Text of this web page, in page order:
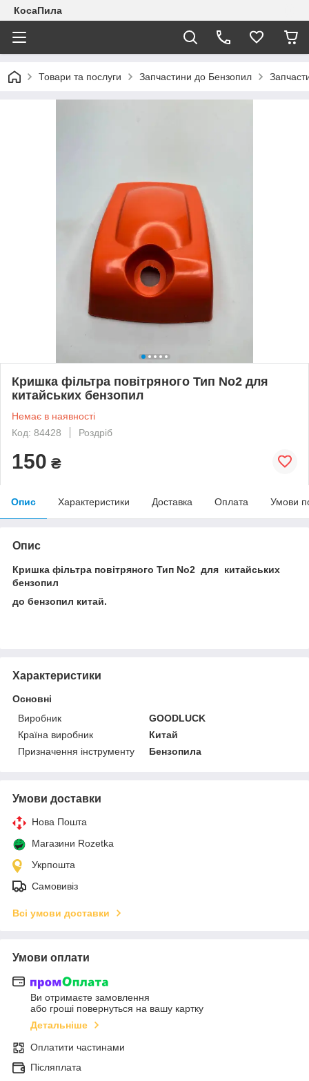
КосаПила
Товари та послуги Запчастини до Бензопил
Кришка фільтра повітряного Тип No2 для
китайських бензопил
Немає в наявності
Код: 84428
Роздріб
150 ₴
Опис Характеристики Доставка Оплата Умови
Опис
Кришка фільтра повітряного Тип No2 для китайських
бензопил
до бензопил китай.
Характеристики
Основні
Виробник
GOODLUCK
Країна виробник
Китай
Призначення інструменту
Бензопила
Умови доставки
Нова Пошта
Магазини Rozetka
Укрпошта
Самовивіз
Всі умови доставки
Умови оплати
Ви отримаєте замовлення
або гроші повернуться на вашу картку
Детальніше
Оплатити частинами
Післяплата